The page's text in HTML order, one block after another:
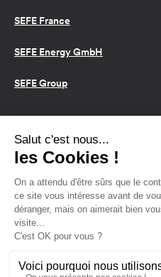
SEFE France
SEFE Energy GmbH
SEFE Group
Conditions d’utilisation
Cookies
2026 SEFE Energy159 rue